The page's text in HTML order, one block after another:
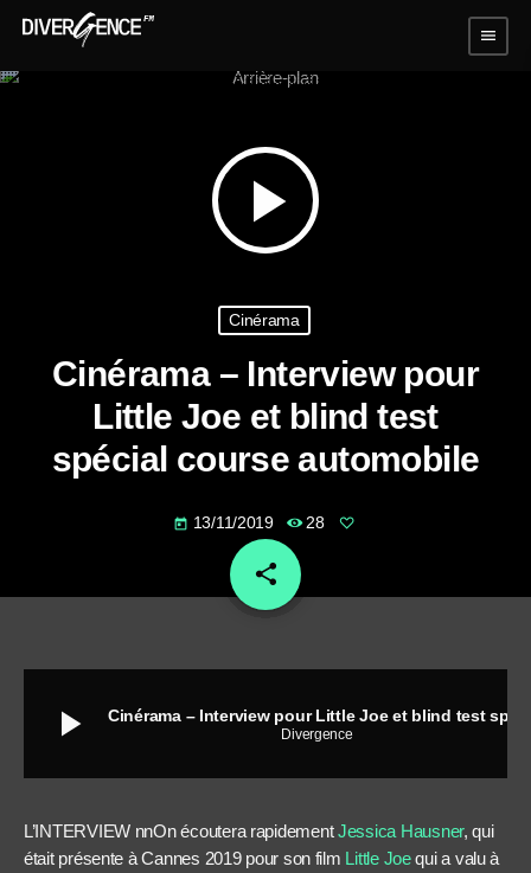
menu
play_arrow
Cinérama
Cinérama – Interview pour
Little Joe et blind test
spécial course automobile
today 13/11/2019 28
share
email
play_arrow Divergence
L’INTERVIEW nnOn écoutera rapidementJessica Hausner, qui
était présente à Cannes 2019 pour son film Little Joequi a valu à